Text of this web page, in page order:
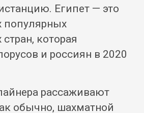
Египет — это
популярных
которая
и россиян в 2020
рассаживают
обычно, шахматной